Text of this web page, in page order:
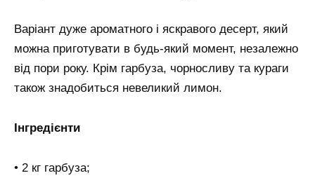
Варіант дуже ароматного і яскравого десерт, який
можна приготувати в будь-який момент, незалежно
від пори року. Крім гарбуза, чорносливу та кураги
також знадобиться невеликий лимон.
Інгредієнти
• 2 кг гарбуза;